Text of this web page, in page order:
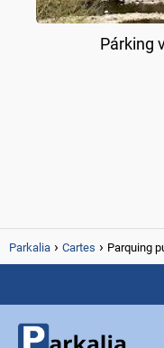
Párking
Parkalia Cartes Parquing